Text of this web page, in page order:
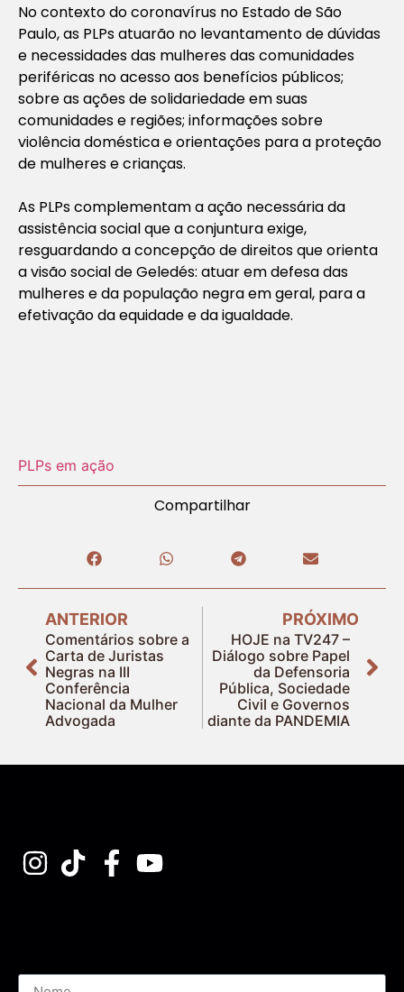
No contexto do coronavírus no Estado de São
Paulo, as PLPs atuarão no levantamento de dúvidas
e necessidades das mulheres das comunidades
periféricas no acesso aos benefícios públicos;
sobre as ações de solidariedade em suas
comunidades e regiões; informações sobre
violência doméstica e orientações para a proteção
de mulheres e crianças.
As PLPs complementam a ação necessária da
assistência social que a conjuntura exige,
resguardando a concepção de direitos que orienta
a visão social de Geledés: atuar em defesa das
mulheres e da população negra em geral, para a
efetivação da equidade e da igualdade.
PLPs em ação
Compartilhar
ANTERIOR
Comentários sobre a
Carta de Juristas
Negras na III
Conferência
Nacional da Mulher
Advogada
PRÓXIMO
HOJE na TV247 –
Diálogo sobre Papel
da Defensoria
Pública, Sociedade
Civil e Governos
diante da PANDEMIA